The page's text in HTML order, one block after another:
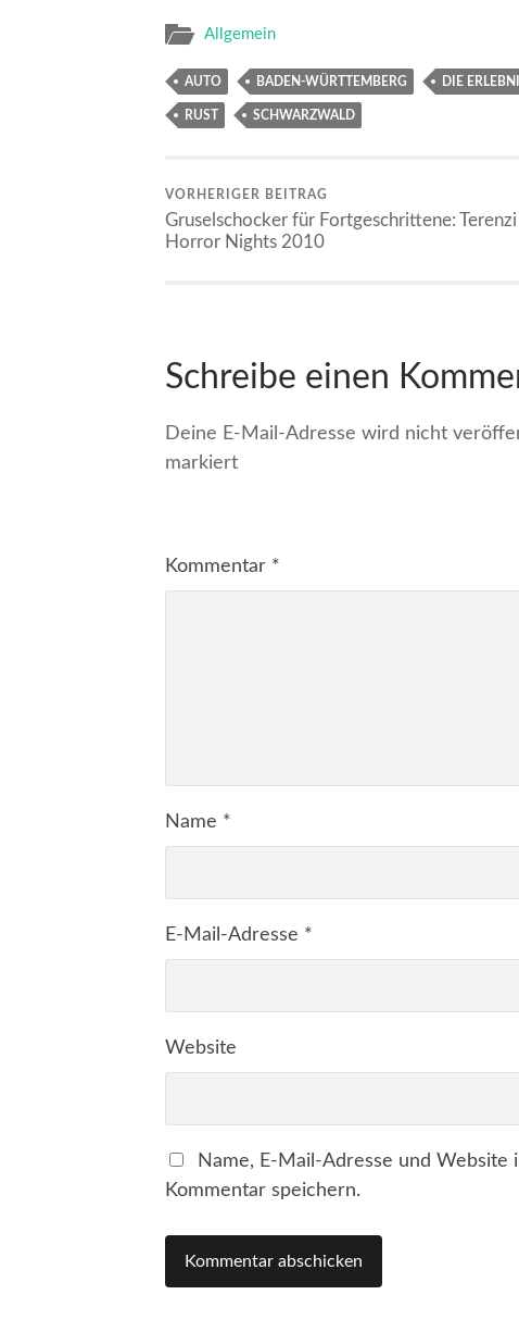
Allgemein
AUTO BADEN-WÜRTTEMBERG DIE
RUST SCHWARZWALD
VORHERIGER BEITRAG
Gruselschocker für Fortgeschrittene: Terenzi
Horror Nights 2010
Schreibe einen
Deine E-Mail-Adresse wird nicht
markiert
Kommentar *
Name *
E-Mail-Adresse *
Website
Name, E-Mail-Adresse und
Kommentar speichern.